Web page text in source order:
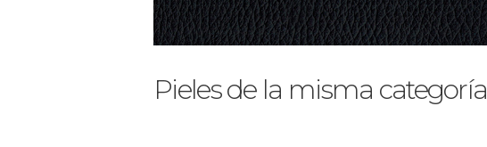
Pieles de la misma categoría